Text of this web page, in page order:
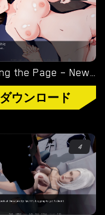
Turning the Page – New Version 0.20.1 [Azienda]
ダウンロード
4